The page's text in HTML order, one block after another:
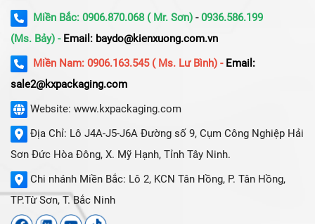
Miền Bắc: 0906.870.068 ( Mr. Sơn) - 0936.586.199
(Ms. Bảy) - Email: baydo@kienxuong.com.vn
Miền Nam: 0906.163.545 ( Ms. Lư Bình) - Email:
sale2@kxpackaging.com
Website: www.kxpackaging.com
Địa Chỉ: Lô J4A-J5-J6A Đường số 9, Cụm Công Nghiệp Hải
Sơn Đức Hòa Đông, X. Mỹ Hạnh, Tỉnh Tây Ninh.
Chi nhánh Miền Bắc: Lô 2, KCN Tân Hồng, P. Tân Hồng,
TP.Từ Sơn, T. Bắc Ninh